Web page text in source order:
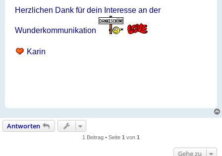
Herzlichen Dank für dein Interesse an der
Wunderkommunikation
Karin
Antworten
1 Beitrag • Seite 1 von 1
Gehe zu